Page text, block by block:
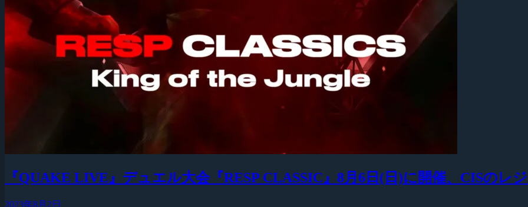
『QUAKE LIVE』デュエル大会『RESP CLASSIC』8月6日(日)に開催、CISのレ
2023年8月2日